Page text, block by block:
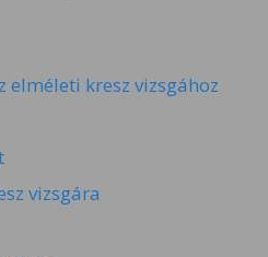
elméleti kresz vizsgához
vizsgára